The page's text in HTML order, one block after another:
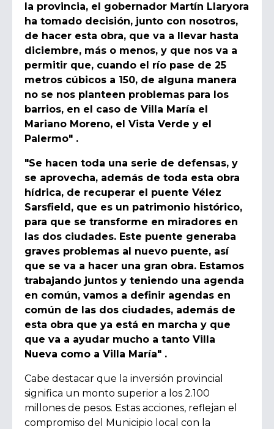
la provincia, el gobernador Martín Llaryora
ha tomado decisión, junto con nosotros,
de hacer esta obra, que va a llevar hasta
diciembre, más o menos, y que nos va a
permitir que, cuando el río pase de 25
metros cúbicos a 150, de alguna manera
no se nos planteen problemas para los
barrios, en el caso de Villa María el
Mariano Moreno, el Vista Verde y el
Palermo" .
"Se hacen toda una serie de defensas, y
se aprovecha, además de toda esta obra
hídrica, de recuperar el puente Vélez
Sarsfield, que es un patrimonio histórico,
para que se transforme en miradores en
las dos ciudades. Este puente generaba
graves problemas al nuevo puente, así
que se va a hacer una gran obra. Estamos
trabajando juntos y teniendo una agenda
en común, vamos a definir agendas en
común de las dos ciudades, además de
esta obra que ya está en marcha y que
que va a ayudar mucho a tanto Villa
Nueva como a Villa María" .
Cabe destacar que la inversión provincial
significa un monto superior a los 2.100
millones de pesos. Estas acciones, reflejan el
compromiso del Municipio local con la